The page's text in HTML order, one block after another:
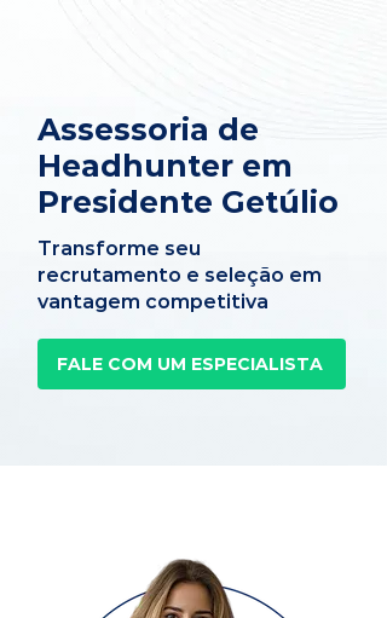
Assessoria de
Headhunter em
Presidente Getúlio
Transforme seu
recrutamento e seleção em
vantagem competitiva
FALE COM UM ESPECIALISTA